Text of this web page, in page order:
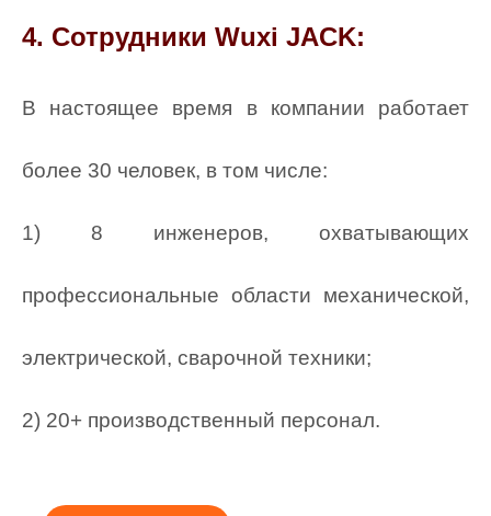
4. Сотрудники Wuxi JACK:
В настоящее время в компании работает
более 30 человек, в том числе:
1) 8 инженеров, охватывающих
профессиональные области механической,
электрической, сварочной техники;
2) 20+ производственный персонал.